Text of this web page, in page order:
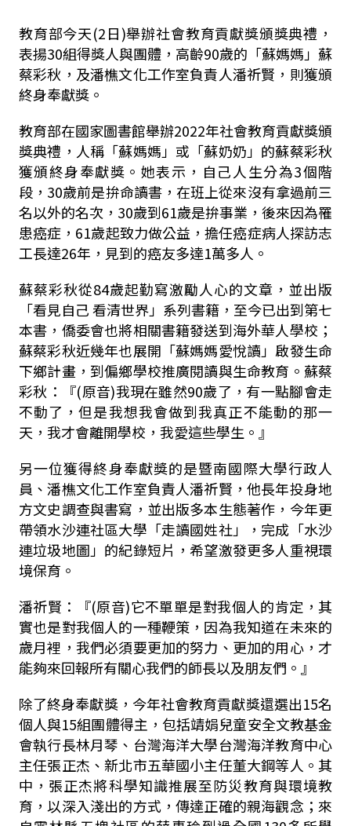
教育部今天(2日)舉辦社會教育貢獻獎頒獎典禮，
表揚30組得獎人與團體，高齡90歲的「蘇媽媽」蘇
蔡彩秋，及潘樵文化工作室負責人潘祈賢，則獲頒
終身奉獻獎。
教育部在國家圖書館舉辦2022年社會教育貢獻獎頒
獎典禮，人稱「蘇媽媽」或「蘇奶奶」的蘇蔡彩秋
獲頒終身奉獻獎。她表示，自己人生分為3個階
段，30歲前是拚命讀書，在班上從來沒有拿過前三
名以外的名次，30歲到61歲是拚事業，後來因為罹
患癌症，61歲起致力做公益，擔任癌症病人探訪志
工長達26年，見到的癌友多達1萬多人。
蘇蔡彩秋從84歲起勤寫激勵人心的文章，並出版
「看見自己 看清世界」系列書籍，至今已出到第七
本書，僑委會也將相關書籍發送到海外華人學校；
蘇蔡彩秋近幾年也展開「蘇媽媽愛悅讀」啟發生命
下鄉計畫，到偏鄉學校推廣閱讀與生命教育。蘇蔡
彩秋：『(原音)我現在雖然90歲了，有一點腳會走
不動了，但是我想我會做到我真正不能動的那一
天，我才會離開學校，我愛這些學生。』
另一位獲得終身奉獻獎的是暨南國際大學行政人
員、潘樵文化工作室負責人潘祈賢，他長年投身地
方文史調查與書寫，並出版多本生態著作，今年更
帶領水沙連社區大學「走讀國姓社」，完成「水沙
連垃圾地圖」的紀錄短片，希望激發更多人重視環
境保育。
潘祈賢：『(原音)它不單單是對我個人的肯定，其
實也是對我個人的一種鞭策，因為我知道在未來的
歲月裡，我們必須要更加的努力、更加的用心，才
能夠來回報所有關心我們的師長以及朋友們。』
除了終身奉獻獎，今年社會教育貢獻獎還選出15名
個人與15組團體得主，包括靖娟兒童安全文教基金
會執行長林月琴、台灣海洋大學台灣海洋教育中心
主任張正杰、新北市五華國小主任董大鋼等人。其
中，張正杰將科學知識推展至防災教育與環境教
育，以深入淺出的方式，傳達正確的親海觀念；來